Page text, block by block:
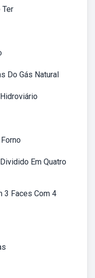
Ter
Do Gás Natural
Em Quatro
3 Faces Com 4